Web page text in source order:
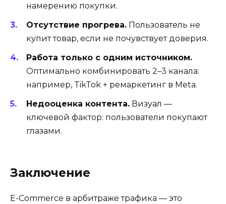
намерению покупки.
Отсутствие прогрева. Пользователь не
купит товар, если не почувствует доверия.
Работа только с одним источником.
Оптимально комбинировать 2–3 канала:
например, TikTok + ремаркетинг в Meta.
Недооценка контента. Визуал —
ключевой фактор: пользователи покупают
глазами.
Заключение
E-Commerce в арбитраже трафика — это